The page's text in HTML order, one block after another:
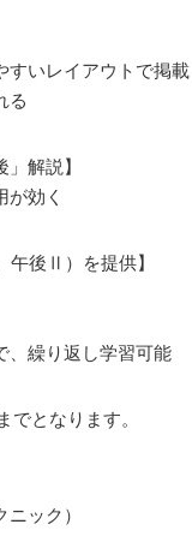
すいレイアウトで掲載
る
解説】
が効く
午後Ⅱ）を提供】
、繰り返し学習可能
となります。
ック）